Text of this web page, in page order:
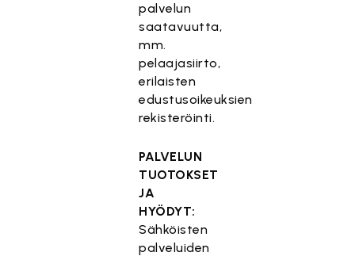
palvelun
saatavuutta,
mm.
pelaajasiirto,
erilaisten
edustusoikeuksien
rekisteröinti.
PALVELUN
TUOTOKSET
JA
HYÖDYT:
Sähköisten
palveluiden